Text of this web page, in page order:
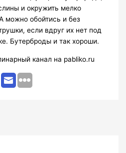
и окружить мелко
можно обойтись и без
если вдруг их нет под
Бутерброды и так хороши.
канал на pabliko.ru